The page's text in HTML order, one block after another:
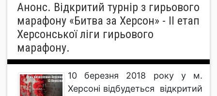
Анонс. Відкритий турнір з гирьового
марафону «Битва за Херсон» - ІІ етап
Херсонської ліги гирьового
марафону.
10 березня 2018 року у м.
Херсоні відбудеться відкритий